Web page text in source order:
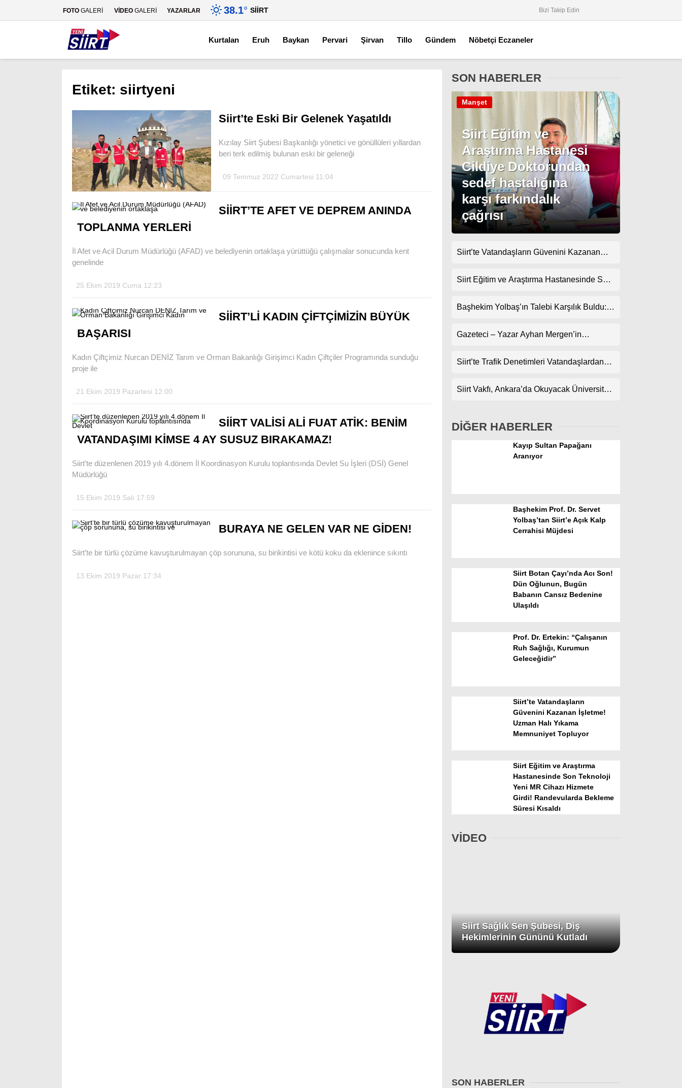
Gündem
Dünya
Spor
Facebook
FOTO GALERİ VİDEO GALERİ YAZARLAR 38.1° SIIRT Bizi Takip Edin
Kurtalan Eruh Baykan Pervari Şirvan Tillo Gündem Nöbetçi Eczaneler
Etiket: siirtyeni
Siirt’te Eski Bir Gelenek Yaşatıldı
Kızılay Siirt Şubesi Başkanlığı yönetici ve gönüllüleri yıllardan
beri terk edilmiş bulunan eski bir geleneği
09 Temmuz 2022 Cumartesi 11:04
SİİRT’TE AFET VE DEPREM ANINDA
TOPLANMA YERLERİ
İl Afet ve Acil Durum Müdürlüğü (AFAD) ve belediyenin ortaklaşa yürüttüğü çalışmalar sonucunda kent
genelinde
25 Ekim 2019 Cuma 12:23
SİİRT’Lİ KADIN ÇİFTÇİMİZİN BÜYÜK
BAŞARISI
Kadın Çiftçimiz Nurcan DENİZ Tarım ve Orman Bakanlığı Girişimci Kadın Çiftçiler Programında sunduğu
proje ile
21 Ekim 2019 Pazartesi 12:00
SİİRT VALİSİ ALİ FUAT ATİK: BENİM
VATANDAŞIMI KİMSE 4 AY SUSUZ BIRAKAMAZ!
Siirt’te düzenlenen 2019 yılı 4.dönem İl Koordinasyon Kurulu toplantısında Devlet Su İşleri (DSİ) Genel
Müdürlüğü
15 Ekim 2019 Salı 17:59
BURAYA NE GELEN VAR NE GİDEN!
Siirt’te bir türlü çözüme kavuşturulmayan çöp sorununa, su birikintisi ve kötü koku da eklenince sıkıntı
13 Ekim 2019 Pazar 17:34
SON HABERLER
Siirt Eğitim ve
Araştırma Hastanesi
Cildiye Doktorundan
sedef hastalığına
karşı farkındalık
çağrısı
Manşet
Siirt’te Vatandaşların Güvenini Kazanan
Topluyor
Siirt Eğitim ve Araştırma Hastanesinde Son
Randevularda Bekleme Süresi Kısaldı
Başhekim Yolbaş’ın Talebi Karşılık Buldu:
Gazeteci – Yazar Ayhan Mergen’in
Kuralları”
Siirt’te Trafik Denetimleri Vatandaşlardan
Siirt Vakfı, Ankara’da Okuyacak Üniversite
DİĞER HABERLER
Kayıp Sultan Papağanı
Aranıyor
Başhekim Prof. Dr. Servet
Yolbaş’tan Siirt’e Açık Kalp
Cerrahisi Müjdesi
Siirt Botan Çayı’nda Acı Son!
Dün Oğlunun, Bugün
Babanın Cansız Bedenine
Ulaşıldı
Prof. Dr. Ertekin: “Çalışanın
Ruh Sağlığı, Kurumun
Geleceğidir”
Siirt’te Vatandaşların
Güvenini Kazanan İşletme!
Uzman Halı Yıkama
Memnuniyet Topluyor
Siirt Eğitim ve Araştırma
Hastanesinde Son Teknoloji
Yeni MR Cihazı Hizmete
Girdi! Randevularda Bekleme
Süresi Kısaldı
VİDEO
Siirt Sağlık Sen Şubesi, Diş
Hekimlerinin Gününü Kutladı
SON HABERLER